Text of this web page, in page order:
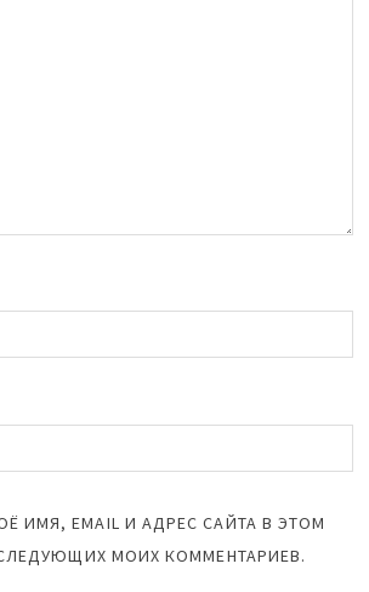
ИМЯ, EMAIL И АДРЕС САЙТА В ЭТОМ
МОИХ КОММЕНТАРИЕВ.